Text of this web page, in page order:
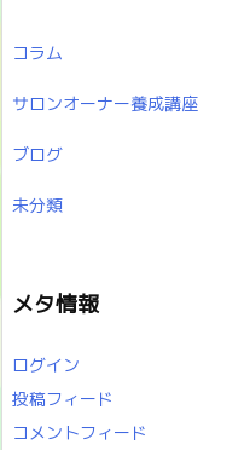
コラム
サロンオーナー養成講座
ブログ
未分類
メタ情報
ログイン
投稿フィード
コメントフィード